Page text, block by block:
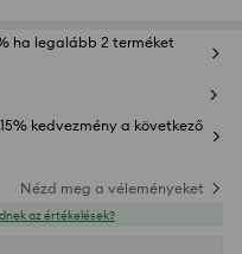
ha legalább 2 terméket
kedvezmény a következő
Nézd meg a véleményeket
az értékelések?